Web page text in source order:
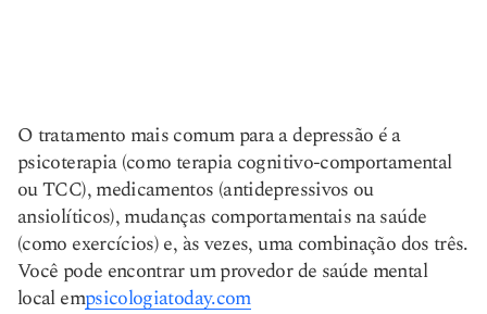
O tratamento mais comum para a depressão é a
psicoterapia (como terapia cognitivo-comportamental
ou TCC), medicamentos (antidepressivos ou
ansiolíticos), mudanças comportamentais na saúde
(como exercícios) e, às vezes, uma combinação dos três.
Você pode encontrar um provedor de saúde mental
local empsicologiatoday.com